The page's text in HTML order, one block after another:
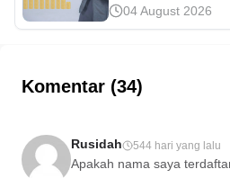
perusahaan yang
penurunan
hal tersebut di
04 August 2026
Komentar (34)
Rusidah 544 hari yang lalu
Apakah nama saya